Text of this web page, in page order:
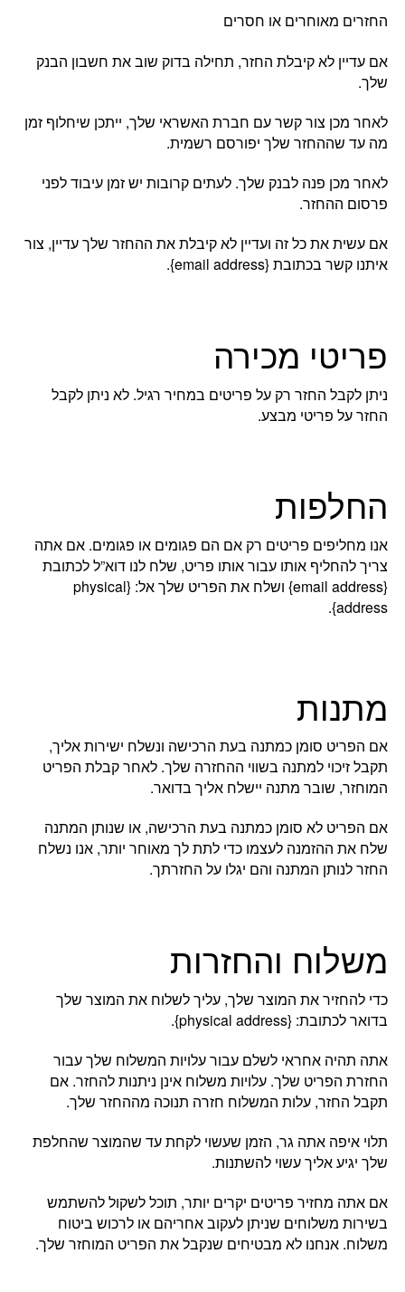
החזרים מאוחרים או חסרים
אם עדיין לא קיבלת החזר, תחילה בדוק שוב את חשבון הבנק
שלך.
לאחר מכן צור קשר עם חברת האשראי שלך, ייתכן שיחלוף זמן
מה עד שההחזר שלך יפורסם רשמית.
לאחר מכן פנה לבנק שלך. לעתים קרובות יש זמן עיבוד לפני
פרסום ההחזר.
אם עשית את כל זה ועדיין לא קיבלת את ההחזר שלך עדיין, צור
איתנו קשר בכתובת {email address}.
פריטי מכירה
ניתן לקבל החזר רק על פריטים במחיר רגיל. לא ניתן לקבל
החזר על פריטי מבצע.
החלפות
אנו מחליפים פריטים רק אם הם פגומים או פגומים. אם אתה
צריך להחליף אותו עבור אותו פריט, שלח לנו דוא”ל לכתובת
{email address} ושלח את הפריט שלך אל: {physical
address}.
מתנות
אם הפריט סומן כמתנה בעת הרכישה ונשלח ישירות אליך,
תקבל זיכוי למתנה בשווי ההחזרה שלך. לאחר קבלת הפריט
המוחזר, שובר מתנה יישלח אליך בדואר.
אם הפריט לא סומן כמתנה בעת הרכישה, או שנותן המתנה
שלח את ההזמנה לעצמו כדי לתת לך מאוחר יותר, אנו נשלח
החזר לנותן המתנה והם יגלו על החזרתך.
משלוח והחזרות
כדי להחזיר את המוצר שלך, עליך לשלוח את המוצר שלך
בדואר לכתובת: {physical address}.
אתה תהיה אחראי לשלם עבור עלויות המשלוח שלך עבור
החזרת הפריט שלך. עלויות משלוח אינן ניתנות להחזר. אם
תקבל החזר, עלות המשלוח חזרה תנוכה מההחזר שלך.
תלוי איפה אתה גר, הזמן שעשוי לקחת עד שהמוצר שהחלפת
שלך יגיע אליך עשוי להשתנות.
אם אתה מחזיר פריטים יקרים יותר, תוכל לשקול להשתמש
בשירות משלוחים שניתן לעקוב אחריהם או לרכוש ביטוח
משלוח. אנחנו לא מבטיחים שנקבל את הפריט המוחזר שלך.